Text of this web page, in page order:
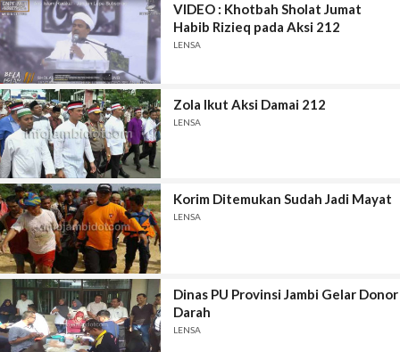
VIDEO : Khotbah Sholat Jumat
Habib Rizieq pada Aksi 212
LENSA
Zola Ikut Aksi Damai 212
LENSA
Korim Ditemukan Sudah Jadi Mayat
LENSA
Dinas PU Provinsi Jambi Gelar Donor
Darah
LENSA